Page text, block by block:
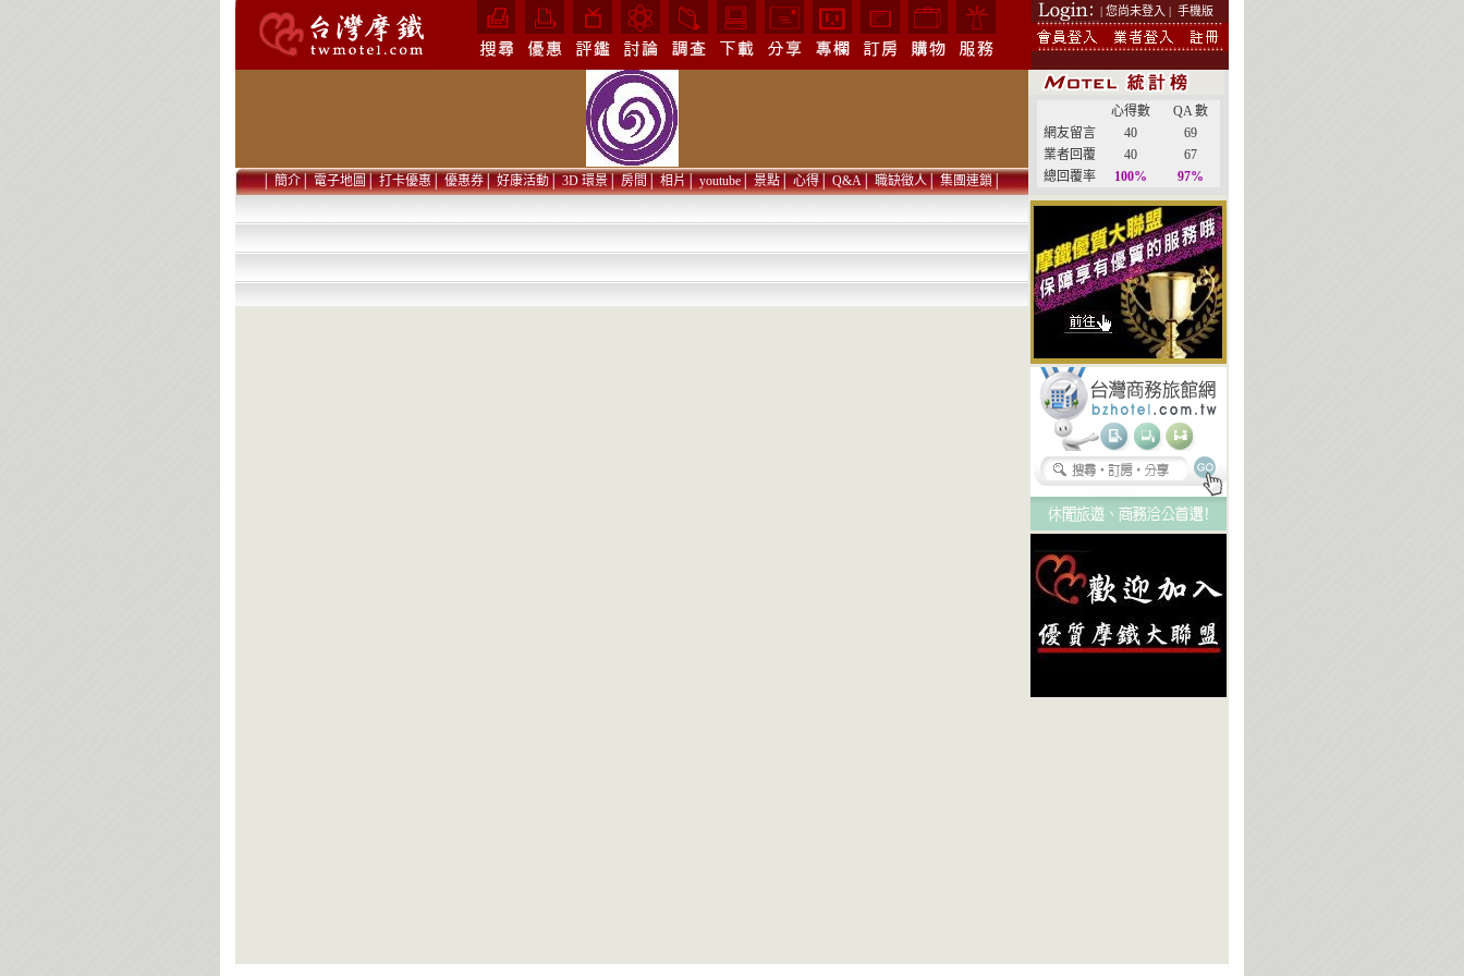
| 您尚未登入 | 手機版
心得數
QA 數
網友留言
40
69
業者回覆
40
67
總回覆率
100% 97%
│簡介│電子地圖│打卡優惠│優惠券│好康活動│3D 環景│房間│相片│youtube│景點│心得│Q&A│職缺徵人│集團連鎖│